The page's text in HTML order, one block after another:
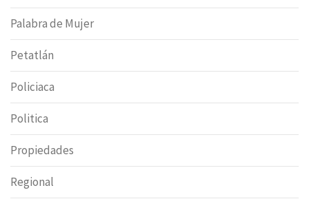
Palabra de Mujer
Petatlán
Policiaca
Politica
Propiedades
Regional